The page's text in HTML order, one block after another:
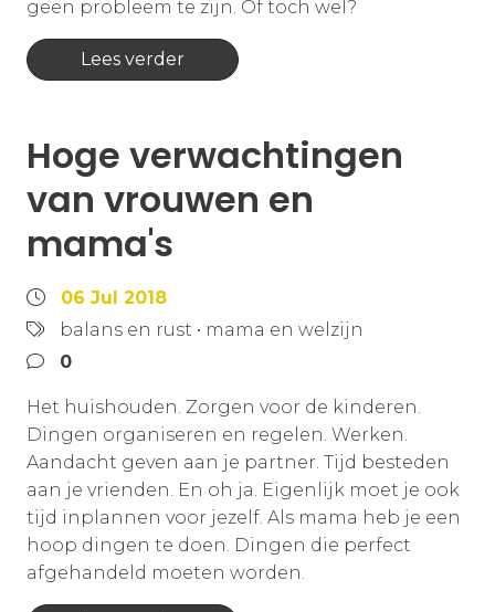
geen probleem te zijn. Of toch wel?
Lees verder
Hoge verwachtingen
van vrouwen en
mama's
06 Jul 2018
balans en rust • mama en welzijn
0
Het huishouden. Zorgen voor de kinderen.
Dingen organiseren en regelen. Werken.
Aandacht geven aan je partner. Tijd besteden
aan je vrienden. En oh ja. Eigenlijk moet je ook
tijd inplannen voor jezelf. Als mama heb je een
hoop dingen te doen. Dingen die perfect
afgehandeld moeten worden.